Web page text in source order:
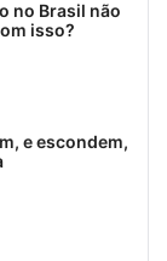
no Brasil não
isso?
e escondem,